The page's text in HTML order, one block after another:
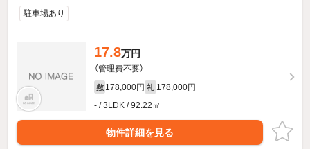
駐車場あり
17.8万円
（管理費不要）
敷 178,000円 礼 178,000円
- / 3LDK / 92.22㎡
物件詳細を見る